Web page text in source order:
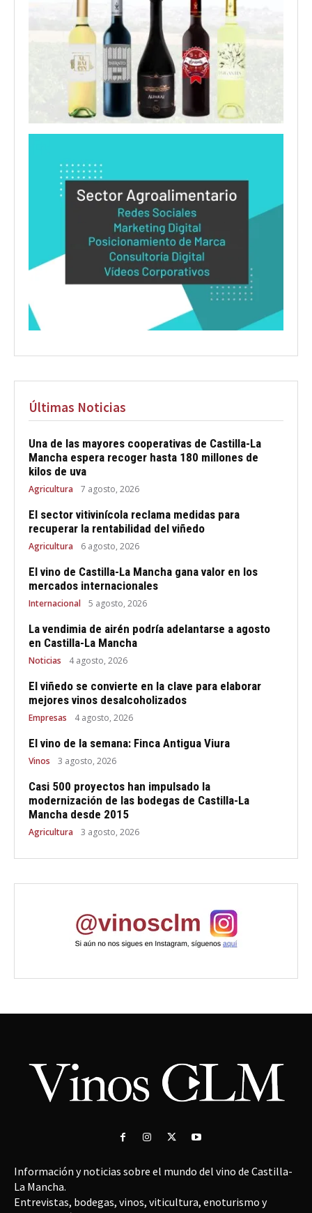
Últimas Noticias
Una de las mayores cooperativas de Castilla-La
Mancha espera recoger hasta 180 millones de
kilos de uva
Agricultura 7 agosto, 2026
El sector vitivinícola reclama medidas para
recuperar la rentabilidad del viñedo
Agricultura 6 agosto, 2026
El vino de Castilla-La Mancha gana valor en los
mercados internacionales
Internacional 5 agosto, 2026
La vendimia de airén podría adelantarse a agosto
en Castilla-La Mancha
Noticias 4 agosto, 2026
El viñedo se convierte en la clave para elaborar
mejores vinos desalcoholizados
Empresas 4 agosto, 2026
El vino de la semana: Finca Antigua Viura
Vinos 3 agosto, 2026
Casi 500 proyectos han impulsado la
modernización de las bodegas de Castilla-La
Mancha desde 2015
Agricultura 3 agosto, 2026
Información y noticias sobre el mundo del vino de Castilla-
La Mancha.
Entrevistas, bodegas, vinos, viticultura, enoturismo y